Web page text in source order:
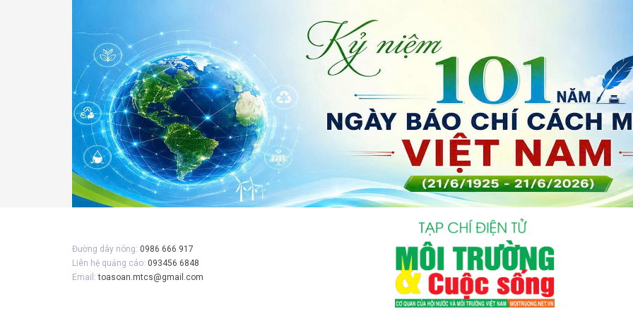
Đường dây nóng: 0986 666 917
Liên hệ quảng cáo: 093456 6848
Email:toasoan.mtcs@gmail.com
Gửi bình luận